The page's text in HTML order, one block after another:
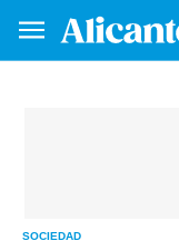
SOCIEDAD